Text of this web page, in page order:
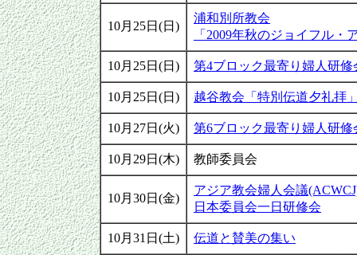
10月25日(日)
浦和別所教会
「2009年秋のジョイフル・
10月25日(日) 第4ブロック最寄り婦人研修
10月25日(日) 越谷教会「特別伝道夕礼拝
10月27日(火) 第6ブロック最寄り婦人研修
10月29日(木) 教師委員会
10月30日(金)
アジア教会婦人会議
日本委員会一日研修会
10月31日(土) 伝道と賛美の集い